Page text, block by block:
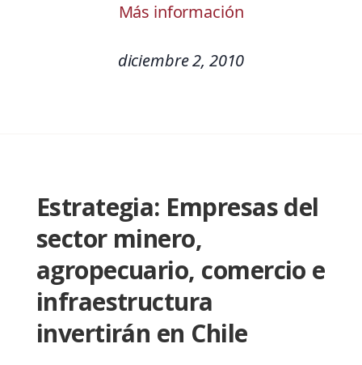
Más información
diciembre 2, 2010
Estrategia: Empresas del
sector minero,
agropecuario, comercio e
infraestructura
invertirán en Chile